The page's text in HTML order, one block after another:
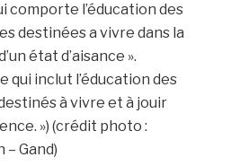
comporte l’éducation des
destinées a vivre dans la
état d’aisance ».
qui inclut l’éducation des
à vivre et à jouir
») (crédit photo :
– Gand)